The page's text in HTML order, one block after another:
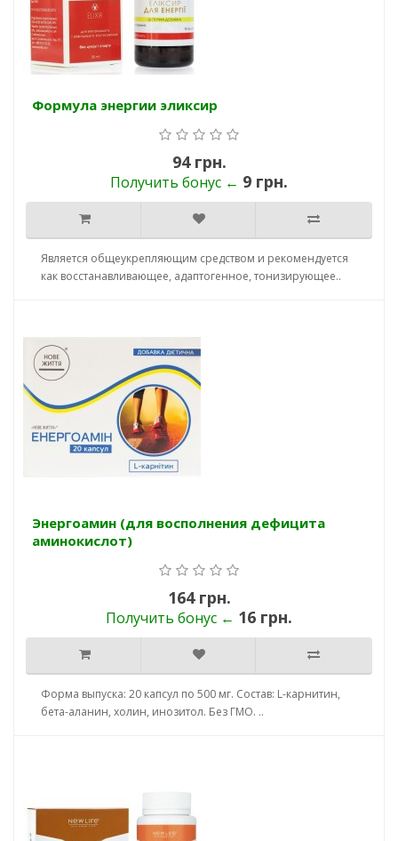
Формула энергии эликсир
94 грн.
Получить бонус ← 9 грн.
Является общеукрепляющим средством и рекомендуется
как восстанавливающее, адаптогенное, тонизирующее..
Энергоамин (для восполнения дефицита
аминокислот)
164 грн.
Получить бонус ← 16 грн.
Форма выпуска: 20 капсул по 500 мг. Состав: L-карнитин,
бета-аланин, холин, инозитол. Без ГМО. ..